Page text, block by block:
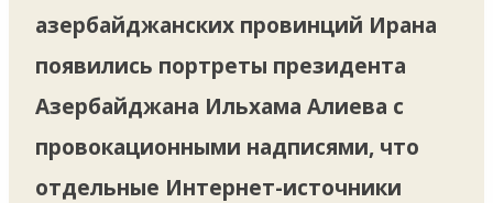
азербайджанских провинций Ирана
появились портреты президента
Азербайджана Ильхама Алиева с
провокационными надписями, что
отдельные Интернет-источники